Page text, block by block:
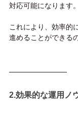
対応可能になります。
これにより、効率的
進めることができる
2.効果的な運用ノ